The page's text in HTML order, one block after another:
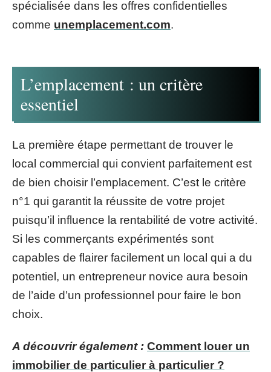
spécialisée dans les offres confidentielles
comme unemplacement.com.
L’emplacement : un critère
essentiel
La première étape permettant de trouver le
local commercial qui convient parfaitement est
de bien choisir l’emplacement. C’est le critère
n°1 qui garantit la réussite de votre projet
puisqu’il influence la rentabilité de votre activité.
Si les commerçants expérimentés sont
capables de flairer facilement un local qui a du
potentiel, un entrepreneur novice aura besoin
de l’aide d’un professionnel pour faire le bon
choix.
A découvrir également : Comment louer un
immobilier de particulier à particulier ?